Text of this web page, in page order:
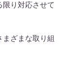
り対応させて
まざまな取り組